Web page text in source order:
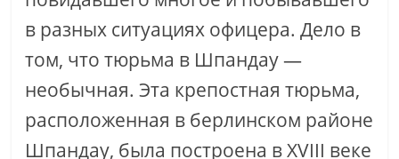
в разных ситуациях офицера. Дело в
том, что тюрьма в Шпандау —
необычная. Эта крепостная тюрьма,
расположенная в берлинском районе
Шпандау, была построена в XVIII веке